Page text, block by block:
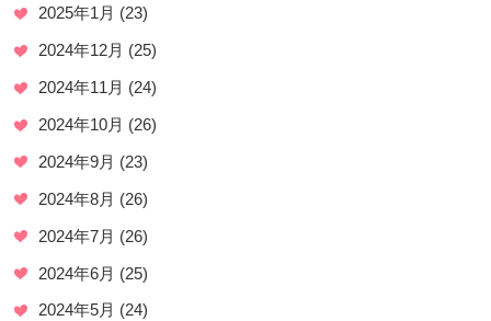
2025年1月 (23)
2024年12月 (25)
2024年11月 (24)
2024年10月 (26)
2024年9月 (23)
2024年8月 (26)
2024年7月 (26)
2024年6月 (25)
2024年5月 (24)